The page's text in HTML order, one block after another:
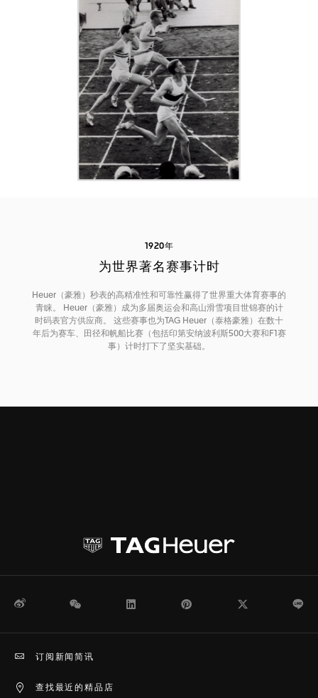
1920年
为世界著名赛事计时
Heuer（豪雅）秒表的高精准性和可靠性赢得了世界重大体育赛事的
青睐。 Heuer（豪雅）成为多届奥运会和高山滑雪项目世锦赛的计
时码表官方供应商。 这些赛事也为TAG Heuer（泰格豪雅）在数十
年后为赛车、田径和帆船比赛（包括印第安纳波利斯500大赛和F1赛
事）计时打下了坚实基础。
微博 WeChat Pinterest
查找最近的精品店
订阅新闻简讯